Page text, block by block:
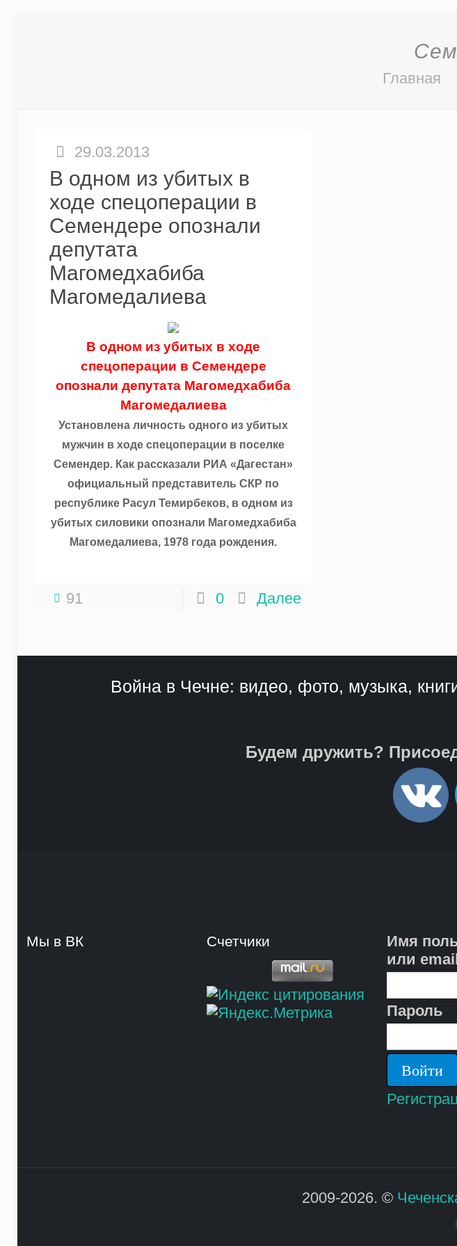
Главная
29.03.2013
В одном из убитых в
ходе спецоперации в
Семендере опознали
депутата
Магомедхабиба
Магомедалиева
В одном из убитых в ходе
спецоперации в Семендере
опознали депутата Магомедхабиба
Магомедалиева
Установлена личность одного из убитых
мужчин в ходе спецоперации в поселке
Семендер. Как рассказали РИА «Дагестан»
официальный представитель СКР по
республике Расул Темирбеков, в одном из
убитых силовики опознали Магомедхабиба
Магомедалиева, 1978 года рождения.
91 0 Далее
Война в Чечне: видео, фото, музыка,
Будем дружить?
Мы в ВК Счетчики
Имя
или
Пароль
2009-2026. ©